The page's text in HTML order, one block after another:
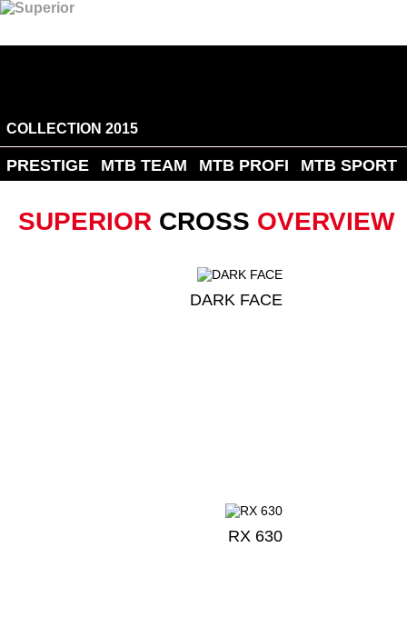
COLLECTION 2015
PRESTIGE MTB TEAM MTB PROFI MTB SPORT
SUPERIOR CROSS OVERVIEW
DARK FACE
RX 630